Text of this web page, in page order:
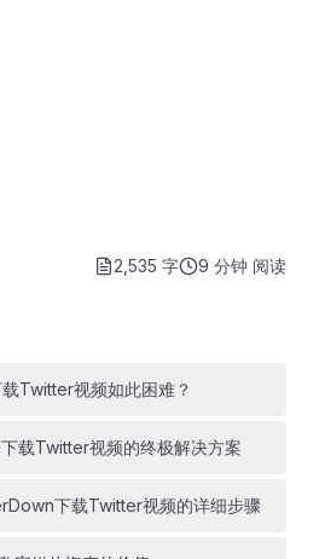
2,535 字 9 分钟 阅读
Twitter视频如此困难？
载Twitter视频的终极解决方案
下载Twitter视频的详细步骤